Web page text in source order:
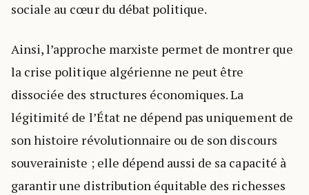
sociale au cœur du débat politique.
Ainsi, l’approche marxiste permet de montrer que
la crise politique algérienne ne peut être
dissociée des structures économiques. La
légitimité de l’État ne dépend pas uniquement de
son histoire révolutionnaire ou de son discours
souverainiste ; elle dépend aussi de sa capacité à
garantir une distribution équitable des richesses